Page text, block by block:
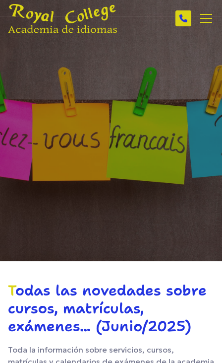
Todas las novedades sobre
cursos, matrículas,
exámenes... (Junio/2025)
Toda la información sobre servicios, cursos,